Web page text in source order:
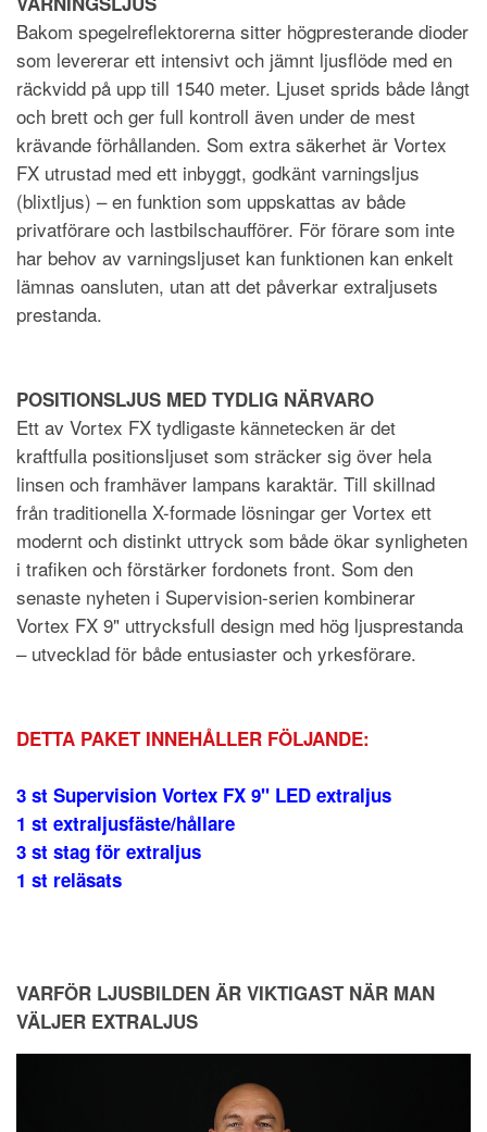
Bakom spegelreflektorerna sitter högpresterande dioder
som levererar ett intensivt och jämnt ljusflöde med en
räckvidd på upp till 1540 meter. Ljuset sprids både långt
och brett och ger full kontroll även under de mest
krävande förhållanden. Som extra säkerhet är Vortex
FX utrustad med ett inbyggt, godkänt varningsljus
(blixtljus) – en funktion som uppskattas av både
privatförare och lastbilschaufförer. För förare som inte
har behov av varningsljuset kan funktionen kan enkelt
lämnas oansluten, utan att det påverkar extraljusets
prestanda.
POSITIONSLJUS MED TYDLIG NÄRVARO
Ett av Vortex FX tydligaste kännetecken är det
kraftfulla positionsljuset som sträcker sig över hela
linsen och framhäver lampans karaktär. Till skillnad
från traditionella X-formade lösningar ger Vortex ett
modernt och distinkt uttryck som både ökar synligheten
i trafiken och förstärker fordonets front. Som den
senaste nyheten i Supervision-serien kombinerar
Vortex FX 9" uttrycksfull design med hög ljusprestanda
– utvecklad för både entusiaster och yrkesförare.
DETTA PAKET INNEHÅLLER FÖLJANDE:
3 st Supervision Vortex FX 9" LED extraljus
1 st extraljusfäste/hållare
3 st stag för extraljus
1 st reläsats
VARFÖR LJUSBILDEN ÄR VIKTIGAST NÄR MAN
VÄLJER EXTRALJUS